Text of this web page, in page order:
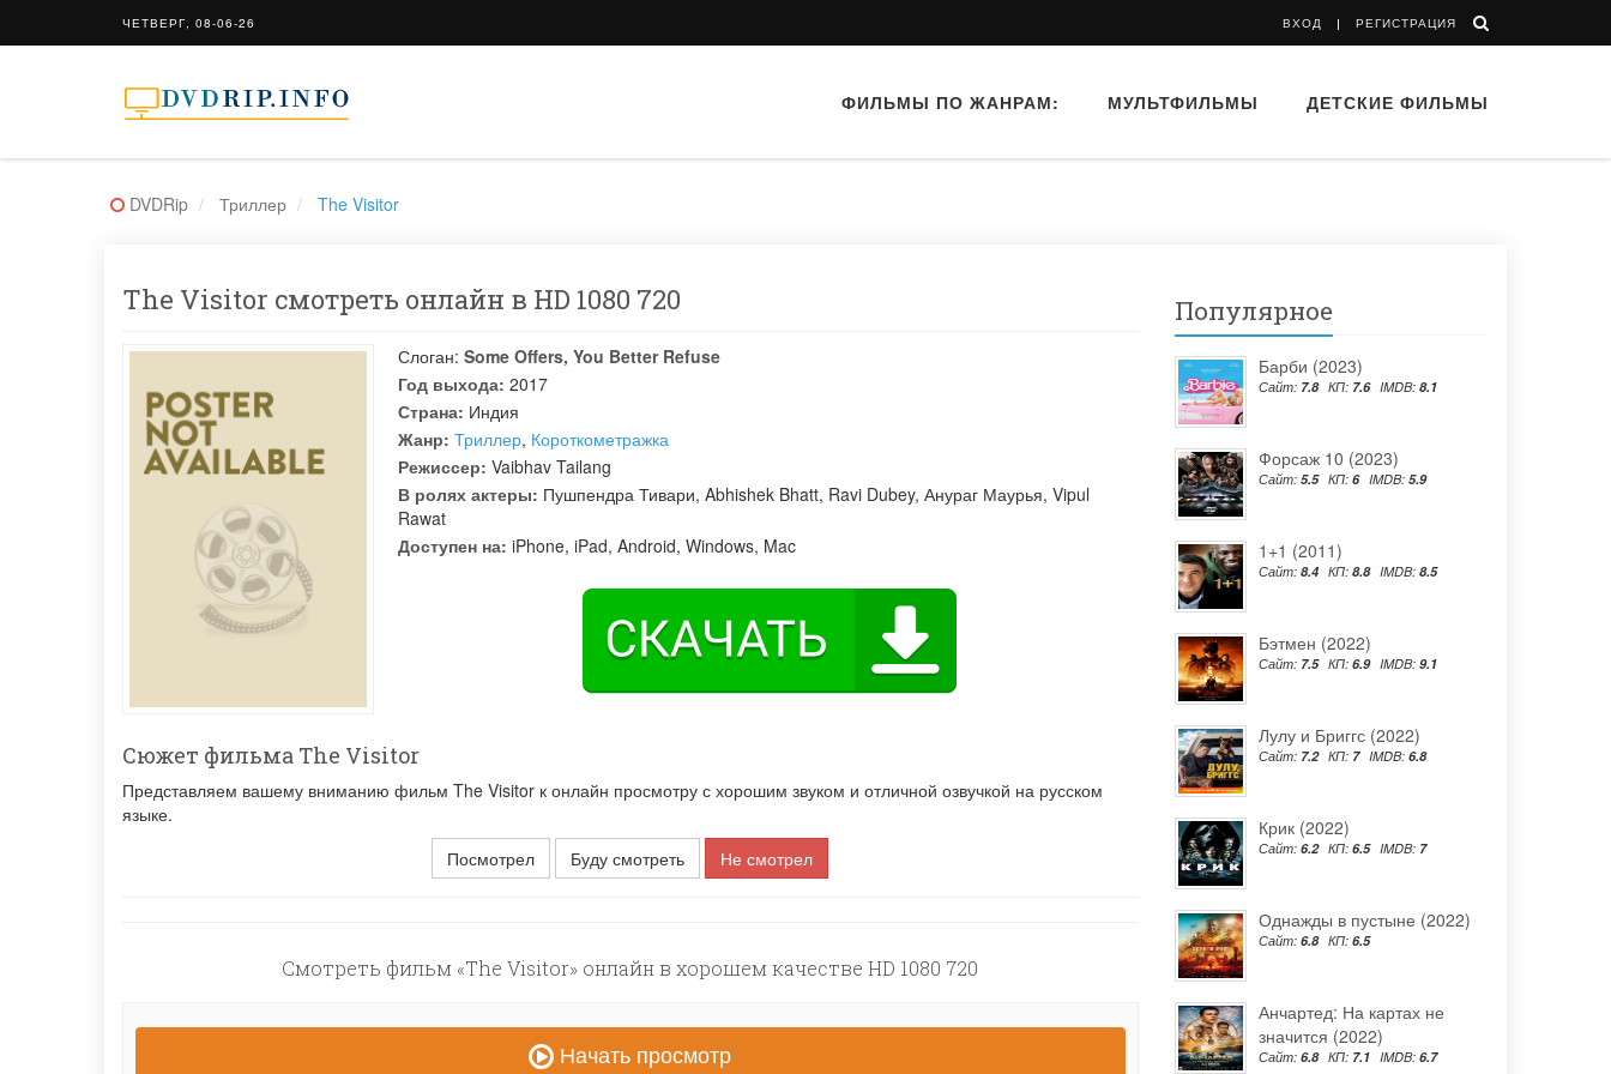
ЧЕТВЕРГ, 08-06-26 ВХОД РЕГИСТРАЦИЯ
ФИЛЬМЫ ПО ЖАНРАМ: МУЛЬТФИЛЬМЫ ДЕТСКИЕ ФИЛЬМЫ
DVDRip Триллер The Visitor
The Visitor смотреть онлайн в HD 1080 720
Слоган: Some Offers, You Better Refuse
Год выхода: 2017
Страна: Индия
Жанр: Триллер, Короткометражка
Режиссер: Vaibhav Tailang
В ролях актеры: Пушпендра Тивари, Abhishek Bhatt, Ravi Dubey, Анураг Маурья, Vipul
Rawat
Доступен на: iPhone, iPad, Android, Windows, Mac
Сюжет фильма The Visitor
Представляем вашему вниманию фильм The Visitor к онлайн просмотру с хорошим звуком и отличной озвучкой на русском
языке.
Посмотрел
Буду смотреть Не смотрел
Смотреть фильм «The Visitor» онлайн в хорошем качестве HD 1080 720
Начать просмотр
Популярное
Барби (2023)
Сайт: 7.8 КП: 7.6 IMDB: 8.1
Форсаж 10 (2023)
Сайт: 5.5 КП: 6 IMDB: 5.9
1+1 (2011)
Сайт: 8.4 КП: 8.8 IMDB: 8.5
Бэтмен (2022)
Сайт: 7.5 КП: 6.9 IMDB: 9.1
Лулу и Бриггс (2022)
Сайт: 7.2 КП: 7 IMDB: 6.8
Крик (2022)
Сайт: 6.2 КП: 6.5 IMDB: 7
Однажды в пустыне (2022)
Сайт: 6.8 КП: 6.5
Анчартед: На картах не
значится (2022)
Сайт: 6.8 КП: 7.1 IMDB: 6.7